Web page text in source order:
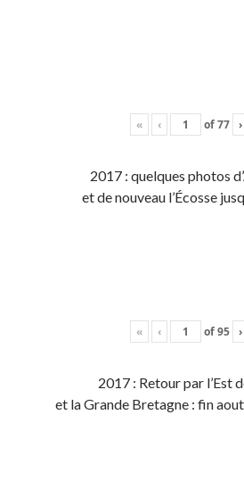
« ‹ of77 ›
2017 : quelques photos
et de nouveau l’Écosse
« ‹ of95 ›
2017 : Retour par l’Est
et la Grande Bretagne : fin